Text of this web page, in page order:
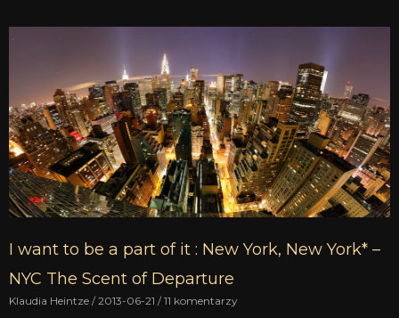
I want to be a part of it : New York, New York* –
NYC The Scent of Departure
Klaudia Heintze 2013-06-21 11 komentarzy